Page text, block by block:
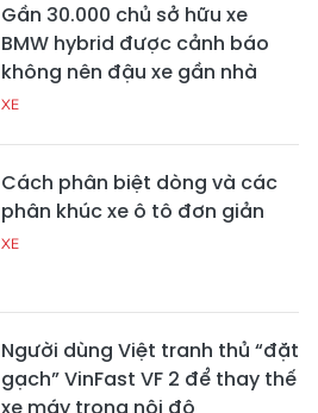
Gần 30.000 chủ sở hữu xe
BMW hybrid được cảnh báo
không nên đậu xe gần nhà
XE
Cách phân biệt dòng và các
phân khúc xe ô tô đơn giản
XE
Người dùng Việt tranh thủ “đặt
gạch” VinFast VF 2 để thay thế